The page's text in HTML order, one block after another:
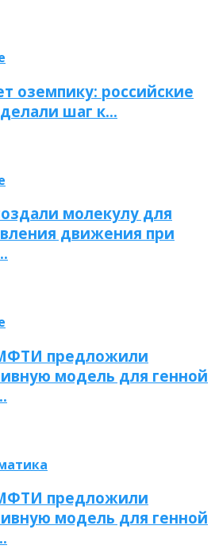
оземпику: российские
шаг к…
молекулу для
движения при
предложили
модель для генной
предложили
модель для генной